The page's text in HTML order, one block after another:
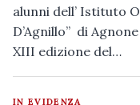
alunni dell’ Istituto
D’Agnillo” di
XIII edizione del…
IN EVIDENZA